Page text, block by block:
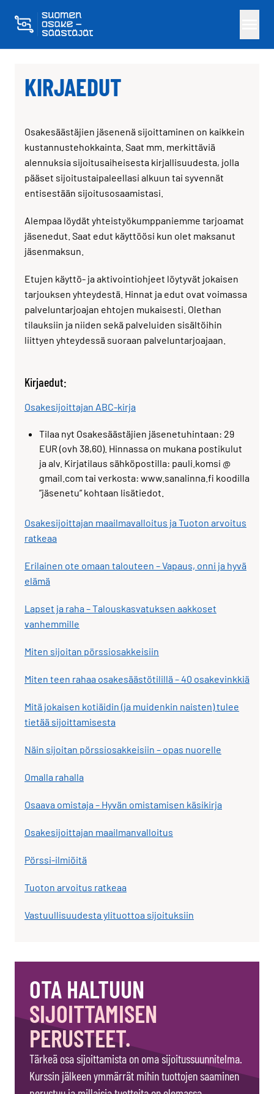
Skippaa sisältö
KIRJAEDUT
Osakesäästäjien jäsenenä sijoittaminen on kaikkein
kustannustehokkainta. Saat mm. merkittäviä
alennuksia sijoitusaiheisesta kirjallisuudesta, jolla
pääset sijoitustaipaleellasi alkuun tai syvennät
entisestään sijoitusosaamistasi.
Alempaa löydät yhteistyökumppaniemme tarjoamat
jäsenedut. Saat edut käyttöösi kun olet maksanut
jäsenmaksun.
Etujen käyttö- ja aktivointiohjeet löytyvät jokaisen
tarjouksen yhteydestä. Hinnat ja edut ovat voimassa
palveluntarjoajan ehtojen mukaisesti. Olethan
tilauksiin ja niiden sekä palveluiden sisältöihin
liittyen yhteydessä suoraan palveluntarjoajaan.
Kirjaedut:
Osakesijoittajan ABC-kirja
Tilaa nyt Osakesäästäjien jäsenetuhintaan: 29
EUR (ovh 38,60). Hinnassa on mukana postikulut
ja alv. Kirjatilaus sähköpostilla: pauli.komsi @
gmail.com tai verkosta: www.sanalinna.fi koodilla
”jäsenetu” kohtaan lisätiedot.
Osakesijoittajan maailmavalloitus ja Tuoton arvoitus
ratkeaa
Erilainen ote omaan talouteen – Vapaus, onni ja hyvä
elämä
Lapset ja raha – Talouskasvatuksen aakkoset
vanhemmille
Miten sijoitan pörssiosakkeisiin
Miten teen rahaa osakesäästötilillä – 40 osakevinkkiä
Mitä jokaisen kotiäidin (ja muidenkin naisten) tulee
tietää sijoittamisesta
Näin sijoitan pörssiosakkeisiin – opas nuorelle
Omalla rahalla
Osaava omistaja – Hyvän omistamisen käsikirja
Osakesijoittajan maailmanvalloitus
Pörssi-ilmiöitä
Tuoton arvoitus ratkeaa
Vastuullisuudesta ylituottoa sijoituksiin
OTA HALTUUN
SIJOITTAMISEN
PERUSTEET.
Tärkeä osa sijoittamista on oma sijoitussuunnitelma.
Kurssin jälkeen ymmärrät mihin tuottojen saaminen